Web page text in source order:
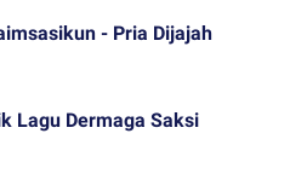
- Pria Dijajah
Lagu Dermaga Saksi